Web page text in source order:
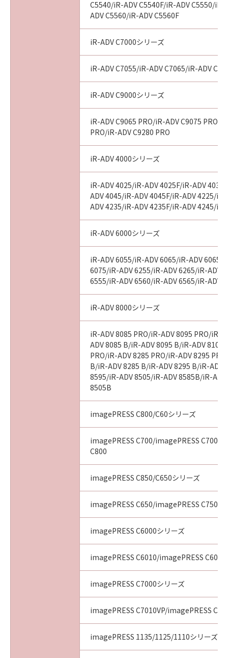
C5540/iR-ADV C5540F/iR-ADV C5550/iR-
ADV C5560/iR-ADV C5560F
iR-ADV C7000シリーズ
iR-ADV C7055/iR-ADV C7065/iR-ADV
iR-ADV C9000シリーズ
iR-ADV C9065 PRO/iR-ADV C9075 PRO/
PRO/iR-ADV C9280 PRO
iR-ADV 4000シリーズ
iR-ADV 4025/iR-ADV 4025F/iR-ADV
ADV 4045/iR-ADV 4045F/iR-ADV 4225/
ADV 4235/iR-ADV 4235F/iR-ADV 4245/iR-
iR-ADV 6000シリーズ
iR-ADV 6055/iR-ADV 6065/iR-ADV 6065-
6075/iR-ADV 6255/iR-ADV 6265/iR-ADV
6555/iR-ADV 6560/iR-ADV 6565/iR-ADV
iR-ADV 8000シリーズ
iR-ADV 8085 PRO/iR-ADV 8095 PRO/iR-
ADV 8085 B/iR-ADV 8095 B/iR-ADV 8105
PRO/iR-ADV 8285 PRO/iR-ADV 8295
B/iR-ADV 8285 B/iR-ADV 8295 B/iR-ADV
8595/iR-ADV 8505/iR-ADV 8585B/iR-
8505B
imagePRESS C800/C60シリーズ
imagePRESS C700/imagePRESS C700L/
C800
imagePRESS C850/C650シリーズ
imagePRESS C650/imagePRESS C750/
imagePRESS C6000シリーズ
imagePRESS C6010/imagePRESS C6011
imagePRESS C7000シリーズ
imagePRESS C7010VP/imagePRESS
imagePRESS 1135/1125/1110シリーズ